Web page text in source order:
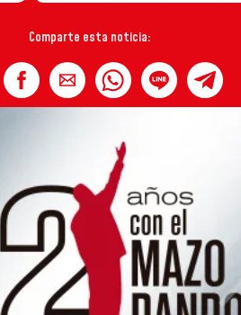
Comparte esta noticia: